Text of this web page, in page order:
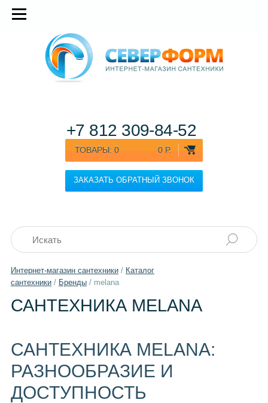
ТОВАРЫ: 0 0 Р.
ЗАКАЗАТЬ ОБРАТНЫЙ ЗВОНОК
+7 812 309-84-52
Интернет-магазин сантехники/ Каталог
сантехники/ Бренды/ melana
САНТЕХНИКА MELANA
САНТЕХНИКА MELANA:
РАЗНООБРАЗИЕ И
ДОСТУПНОСТЬ